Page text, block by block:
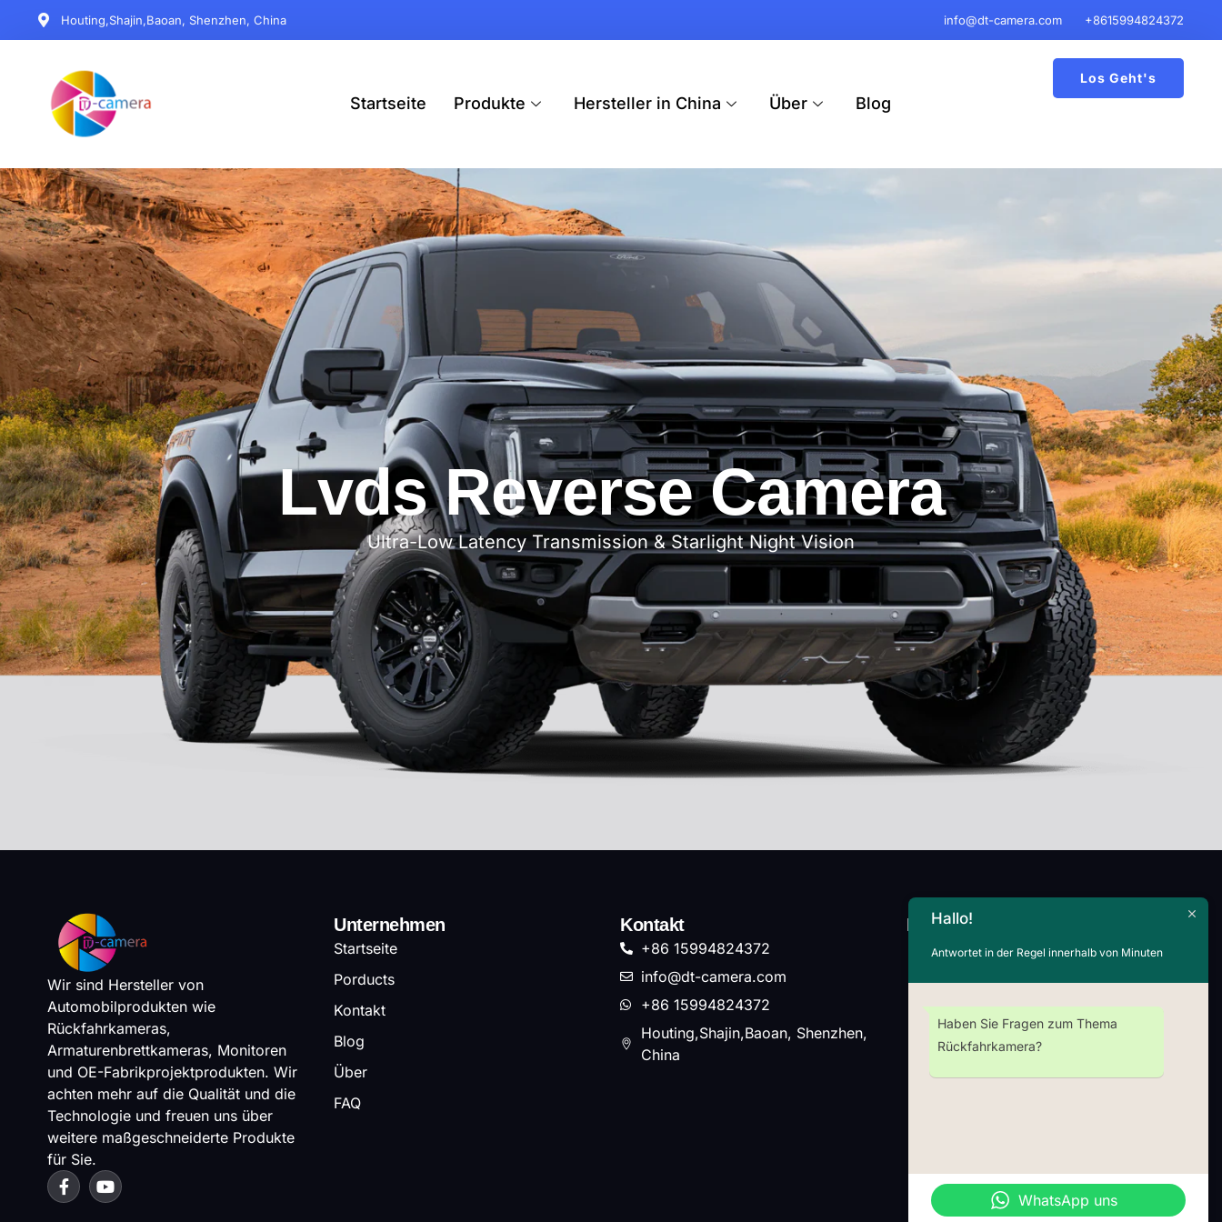
Houting,Shajin,Baoan, Shenzhen, China info@dt-camera.com +8615994824372
Startseite Produkte Hersteller in China Über Blog
Los Geht's
Lvds Reverse Camera
Ultra-Low Latency Transmission & Starlight Night Vision
Wir sind Hersteller von
Automobilprodukten wie
Rückfahrkameras,
Armaturenbrettkameras, Monitoren
und OE-Fabrikprojektprodukten. Wir
achten mehr auf die Qualität und die
Technologie und freuen uns über
weitere maßgeschneiderte Produkte
für Sie.
Unternehmen
Startseite
Porducts
Kontakt
Blog
Über
FAQ
Kontakt
+86 15994824372
info@dt-camera.com
+86 15994824372
Houting,Shajin,Baoan, Shenzhen,
China
Newsletter
Wechat
Hallo!
Antwortet in der Regel innerhalb von Minuten
Haben Sie Fragen zum Thema
Rückfahrkamera?
WhatsApp uns